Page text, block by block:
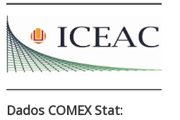
Dados COMEX Stat: